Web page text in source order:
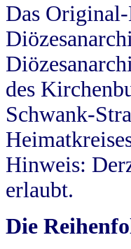
Das
des
Schwank-
Hinweis:
erlaubt.
Die